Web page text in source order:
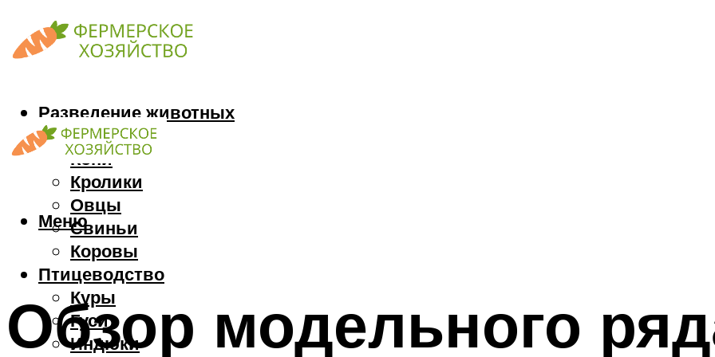
Разведение животных
Козы
Кони
Кролики
Овцы
Свиньи
Коровы
Птицеводство
Куры
Гуси
Индюки
Меню
Обзор модельного